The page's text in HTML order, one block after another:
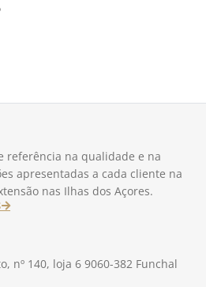
referência na qualidade e na
apresentadas a cada cliente na
nas Ilhas dos Açores.
nº 140, loja 6 9060-382 Funchal